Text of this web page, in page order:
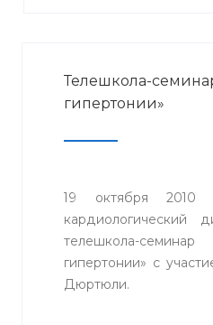
Телешкола-
гипертонии»
19 октября 2010
телешкола-
гипертонии» с
Дюртюли.